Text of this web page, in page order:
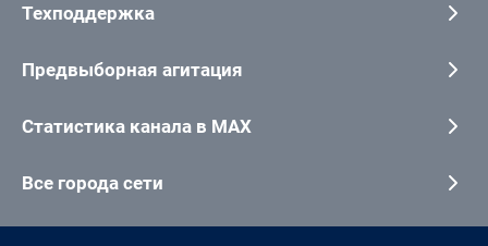
Техподдержка
Предвыборная агитация
Статистика канала в MAX
Все города сети